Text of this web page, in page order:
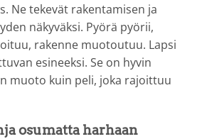
Ne tekevät rakentamisen ja
näkyväksi. Pyörä pyörii,
rakenne muotoutuu. Lapsi
esineeksi. Se on hyvin
muoto kuin peli, joka rajoittuu
osumatta harhaan